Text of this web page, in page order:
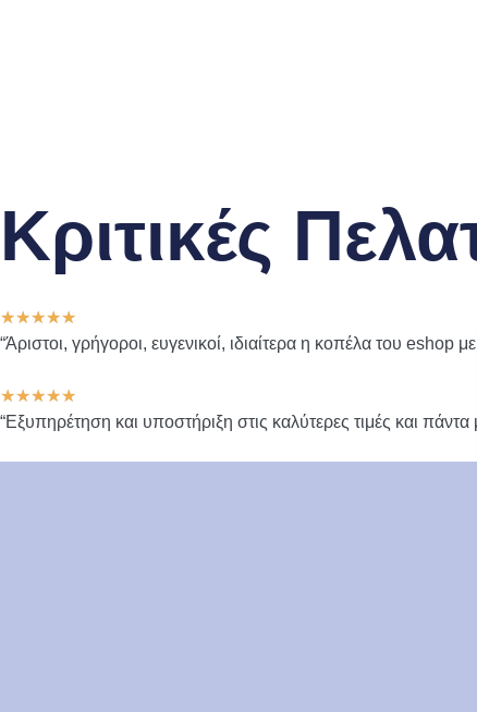
Κριτικές
★★★★★
“Άριστοι, γρήγοροι, ευγενικοί, ιδιαίτερα η κοπέλα του
★★★★★
“Εξυπηρέτηση και υποστήριξη στις καλύτερες τιμές και